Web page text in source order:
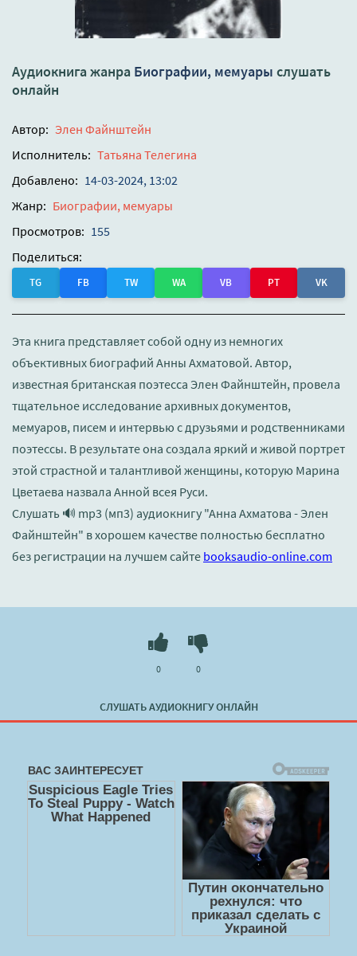
Аудиокнига жанра Биографии, мемуары слушать
онлайн
Автор: Элен Файнштейн
Исполнитель: Татьяна Телегина
Добавлено: 14-03-2024, 13:02
Жанр: Биографии, мемуары
Просмотров: 155
Поделиться:
TG FB TW WA VB PT VK
Эта книга представляет собой одну из немногих
объективных биографий Анны Ахматовой. Автор,
известная британская поэтесса Элен Файнштейн, провела
тщательное исследование архивных документов,
мемуаров, писем и интервью с друзьями и родственниками
поэтессы. В результате она создала яркий и живой портрет
этой страстной и талантливой женщины, которую Марина
Цветаева назвала Анной всея Руси.
Слушать 🔊 mp3 (мп3) аудиокнигу "Анна Ахматова - Элен
Файнштейн" в хорошем качестве полностью бесплатно
без регистрации на лучшем сайте booksaudio-online.com
СЛУШАТЬ АУДИОКНИГУ ОНЛАЙН
0 0